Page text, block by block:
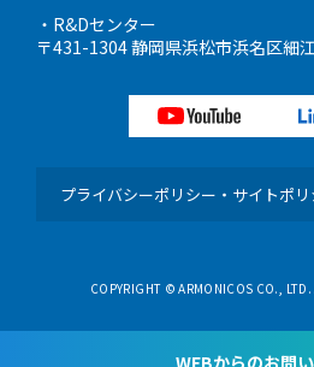
・R&Dセンター
〒431-1304 静岡県浜松市浜名区細
プライバシーポリシー・サイトポリ
COPYRIGHT © ARMONICOS CO., LTD.
WEBからのお問